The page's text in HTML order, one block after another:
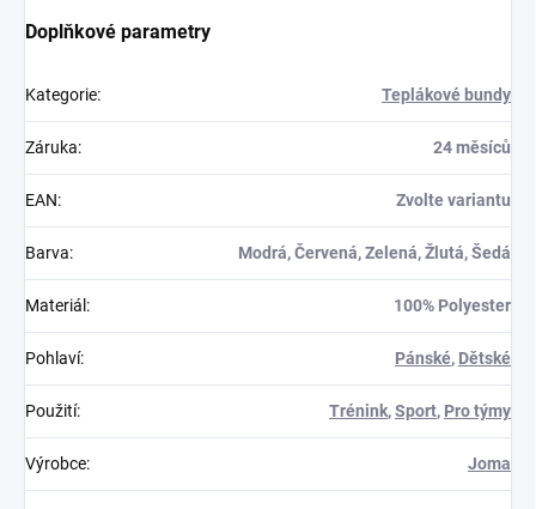
Doplňkové parametry
Kategorie: Teplákové bundy
Záruka: 24 měsíců
EAN: Zvolte variantu
Barva: Modrá, Červená, Zelená, Žlutá, Šedá
Materiál : 100% Polyester
Pohlaví: Pánské, Dětské
Použití: Trénink,Sport, Pro týmy
Výrobce: Joma